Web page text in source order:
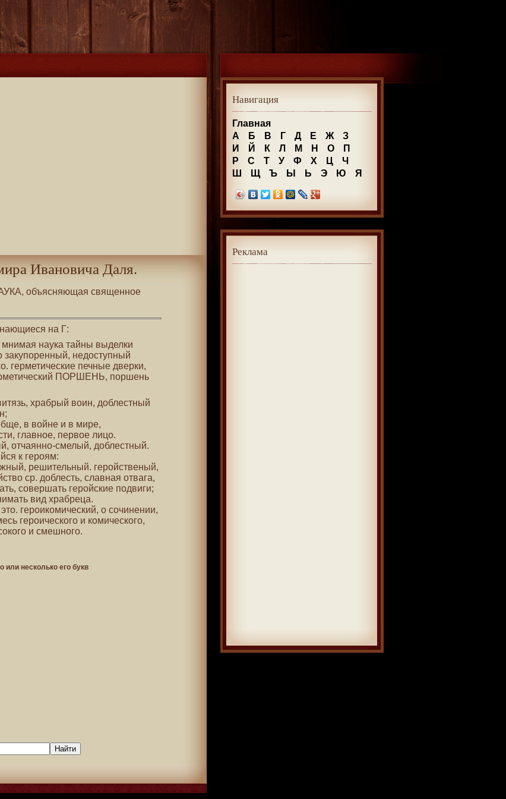
Ивановича Даля.
объясняющая священное
на Г:
мнимая наука тайны выделки
закупоренный, недоступный
герметические печные дверки,
ПОРШЕНЬ, поршень
храбрый воин, доблестный
в войне и в мире,
главное, первое лицо.
отчаянно-смелый, доблестный.
к героям:
решительный. геройственый,
ср. доблесть, славная отвага,
совершать геройские подвиги;
вид храбреца.
героикомический, о сочинении,
героического и комического,
и смешного.
или несколько его букв
Навигация
Главная
А
Б В Г Д Е Ж
З
И
Й К Л М Н О
П
Р
С Т У Ф Х Ц
Ч
Ш
Щ Ъ Ы Ь Э Ю Я
Реклама